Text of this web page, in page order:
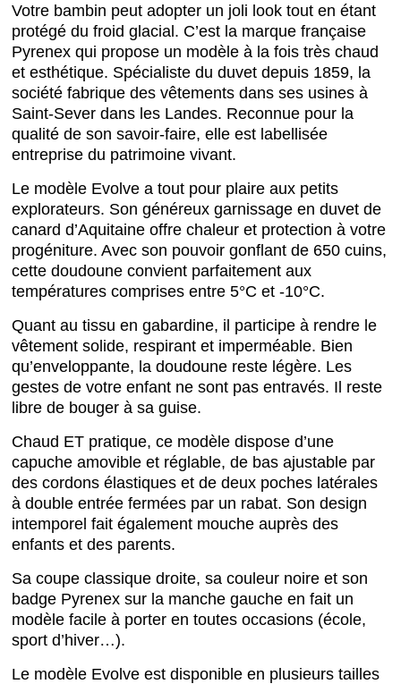
Votre bambin peut adopter un joli look tout en étant
protégé du froid glacial. C’est la marque française
Pyrenex qui propose un modèle à la fois très chaud
et esthétique. Spécialiste du duvet depuis 1859, la
société fabrique des vêtements dans ses usines à
Saint-Sever dans les Landes. Reconnue pour la
qualité de son savoir-faire, elle est labellisée
entreprise du patrimoine vivant.
Le modèle Evolve a tout pour plaire aux petits
explorateurs. Son généreux garnissage en duvet de
canard d’Aquitaine offre chaleur et protection à votre
progéniture. Avec son pouvoir gonflant de 650 cuins,
cette doudoune convient parfaitement aux
températures comprises entre 5°C et -10°C.
Quant au tissu en gabardine, il participe à rendre le
vêtement solide, respirant et imperméable. Bien
qu’enveloppante, la doudoune reste légère. Les
gestes de votre enfant ne sont pas entravés. Il reste
libre de bouger à sa guise.
Chaud ET pratique, ce modèle dispose d’une
capuche amovible et réglable, de bas ajustable par
des cordons élastiques et de deux poches latérales
à double entrée fermées par un rabat. Son design
intemporel fait également mouche auprès des
enfants et des parents.
Sa coupe classique droite, sa couleur noire et son
badge Pyrenex sur la manche gauche en fait un
modèle facile à porter en toutes occasions (école,
sport d’hiver…).
Le modèle Evolve est disponible en plusieurs tailles